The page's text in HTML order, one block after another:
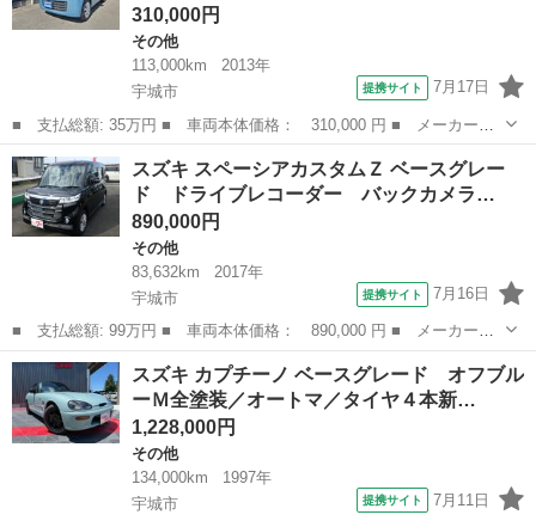
310,000円
その他
113,000km
2013年
宇城市
提携サイト 7月17日
■ 支払総額: 35万円 ■ 車両本体価格： 310,000 円 ■ メーカー
名： スズキ ■ 車種名： スペーシア ■ グレード名： Ｘ レー
ダーブレーキ スマフォ連携ナビ／スマートキー／片側パワースライ
ドドア／ダブルエ...
熊本 宇城市 その他
スズキ スペーシアカスタムＺ ベースグレー
ド ドライブレコーダー バックカメラ…
890,000円
その他
83,632km
2017年
宇城市
提携サイト 7月16日
■ 支払総額: 99万円 ■ 車両本体価格： 890,000 円 ■ メーカー
名： スズキ ■ 車種名： スペーシアカスタムＺ ■ グレード
名： ベースグレード ドライブレコーダー バックカメラ アイド
リングストップ Ｒシ...
熊本 宇城市 その他
スズキ カプチーノ ベースグレード オフブル
ーＭ全塗装／オートマ／タイヤ４本新…
1,228,000円
その他
134,000km
1997年
宇城市
提携サイト 7月11日